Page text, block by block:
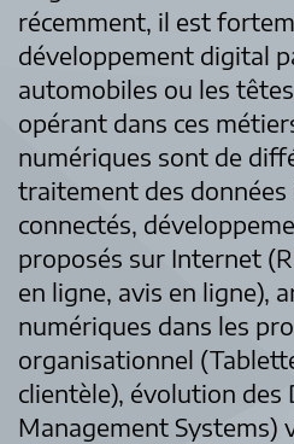
récemment, il est
développement digital
automobiles ou les
opérant dans ces
numériques sont de
traitement des données
connectés,
proposés sur Internet
en ligne, avis en ligne),
numériques dans les
organisationnel
clientèle), évolution des
Management Systems)